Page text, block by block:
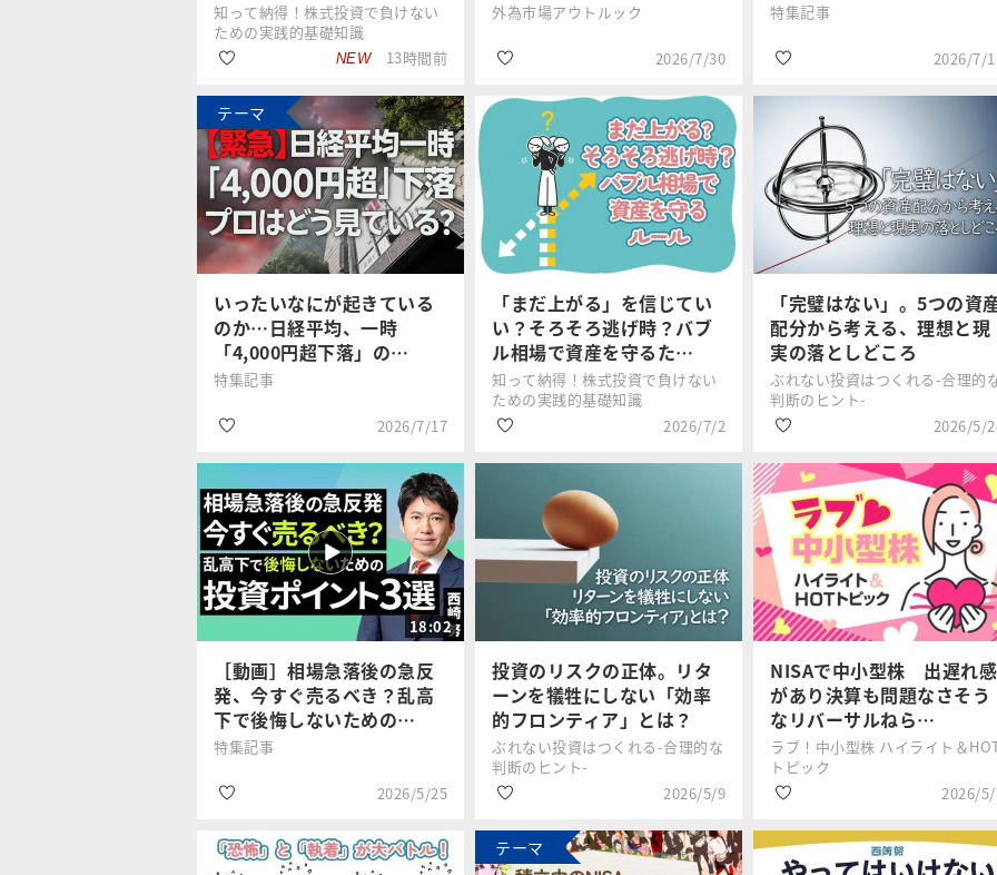
知って納得！株式投資で負けない
ための実践的基礎知識
NEW 13時間前
足立 武志
#国内株式
#波乱相場
#投資ルール
外為市場アウトルック
2026/7/30
石原 順
#資産形成
#波乱相場
#日経平均株価
特集記事
2026/7/
呉 太淳
#半導体
#日経平均株価
テーマ
いったいなにが起きている
のか…日経平均、一時
「4,000円超下落」の…
特集記事
2026/7/17
トウシル編集
チーム
#日経平均株価
#生成AI
#波乱相場
「まだ上がる」を信じてい
い？そろそろ逃げ時？バブ
ル相場で資産を守るた…
知って納得！株式投資で負けない
ための実践的基礎知識
2026/7/2
#日経平均株価
#波乱相場
「完璧はない」。5つの資
配分から考える、理想と現
実の落としどころ
ぶれない投資はつくれる-合理的
判断のヒント-
2026/5/
上源 悠詞
#資産形成
#波乱相場
#投資信託
18:02
［動画］相場急落後の急反
発、今すぐ売るべき？乱高
下で後悔しないための…
特集記事
2026/5/25
投資のリスクの正体。リタ
ーンを犠牲にしない「効率
的フロンティア」とは？
ぶれない投資はつくれる-合理的な
判断のヒント-
2026/5/9
NISAで中小型株 出遅れ感
があり決算も問題なさそう
なリバーサルねら…
ラブ！中小型株 ハイライト＆
トピック
2026/
テーマ